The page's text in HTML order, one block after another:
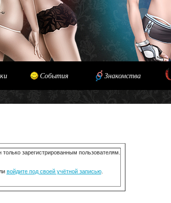
События Знакомства
зарегистрированным пользователям.
войдите под своей учётной записью.